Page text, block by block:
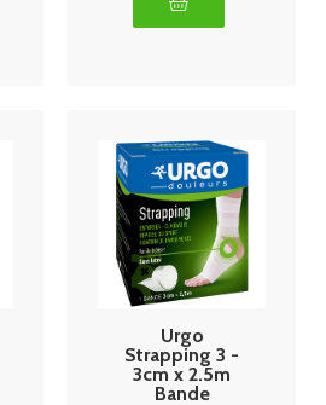
Urgo
Strapping 3 -
3cm x 2.5m
Bande